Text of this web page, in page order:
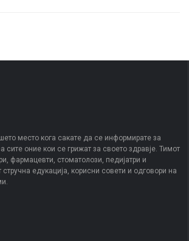
место кога сакате да се информирате за
сите оние кои се грижат за своето здравје. Тимот
фармацевти, стоматолози, педијатри и
стручна едукација, корисни совети и одговори на